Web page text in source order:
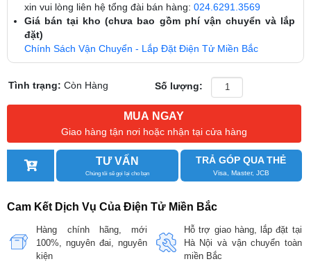
xin vui lòng liên hệ tổng đài bán hàng: 024.6291.3569
Giá bán tại kho (chưa bao gồm phí vận chuyển và lắp
đặt)
Chính Sách Vận Chuyển - Lắp Đặt Điện Tử Miền Bắc
Tình trạng:Còn Hàng Số lượng:
MUA NGAY
Giao hàng tận nơi hoặc nhận tại cửa hàng
TƯ VẤN
Chúng tôi sẽ gọi lại cho bạn
TRẢ GÓP QUA THẺ
Visa, Master, JCB
Cam Kết Dịch Vụ Của Điện Tử Miền Bắc
Hàng chính hãng, mới
100%, nguyên đai, nguyên
kiện
Hỗ trợ giao hàng, lắp đặt tại
Hà Nội và vận chuyển toàn
miền Bắc